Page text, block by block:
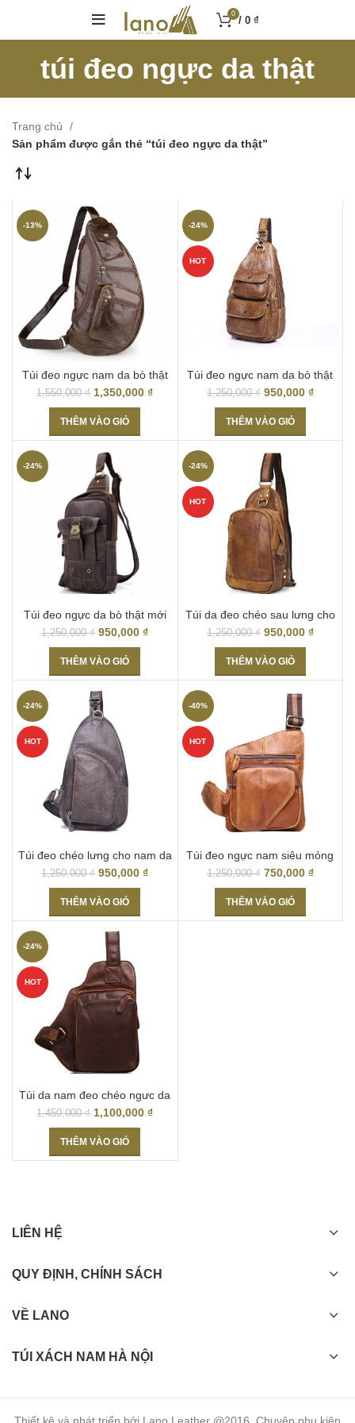
0
/ 0 ₫
túi đeo ngực da thật
Trang chủ
Sản phẩm được gắn thẻ “túi đeo ngực da thật”
-13%
Túi đeo ngực nam da bò thật
TDL18
1,550,000₫ 1,350,000 ₫
THÊM VÀO GIỎ
-24%
HOT
Túi đeo ngực nam da bò thật
mới 2017 TDL15
1,250,000₫ 950,000 ₫
THÊM VÀO GIỎ
-24%
Túi đeo ngực da bò thật mới
2017 TDL09
1,250,000₫ 950,000 ₫
THÊM VÀO GIỎ
-24%
HOT
Túi da đeo chéo sau lưng cho
nam TDL04
1,250,000₫ 950,000 ₫
THÊM VÀO GIỎ
-24%
HOT
Túi đeo chéo lưng cho nam da
thật giá rẻ Hà Nội TDL02
1,250,000₫ 950,000 ₫
THÊM VÀO GIỎ
-40%
HOT
Túi đeo ngực nam siêu mỏng
tiện lợi TDL01
1,250,000₫ 750,000 ₫
THÊM VÀO GIỎ
-24%
HOT
Túi da nam đeo chéo ngưc da
thật Hà Nội TDL03
1,450,000₫ 1,100,000 ₫
THÊM VÀO GIỎ
LIÊN HỆ
QUY ĐỊNH, CHÍNH SÁCH
VỀ LANO
TÚI XÁCH NAM HÀ NỘI